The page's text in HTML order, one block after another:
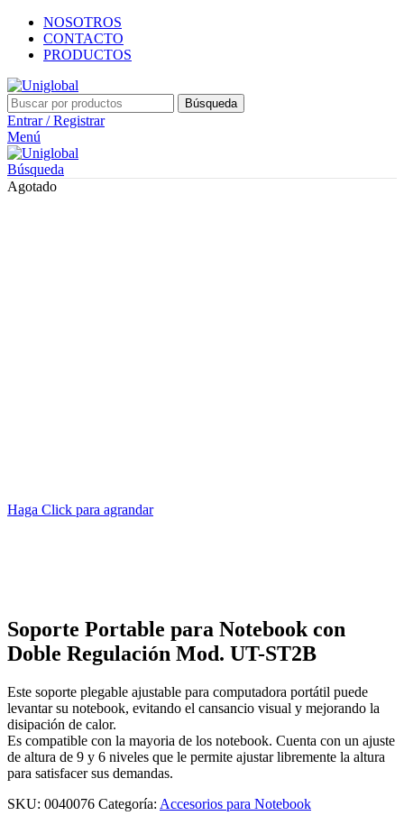
NOSOTROS
CONTACTO
PRODUCTOS
Búsqueda
Entrar / Registrar
Menú
Búsqueda
Agotado
Haga Click para agrandar
Soporte Portable para Notebook con
Doble Regulación Mod. UT-ST2B
Este soporte plegable ajustable para computadora portátil puede
levantar su notebook, evitando el cansancio visual y mejorando la
disipación de calor.
Es compatible con la mayoria de los notebook. Cuenta con un ajuste
de altura de 9 y 6 niveles que le permite ajustar libremente la altura
para satisfacer sus demandas.
SKU: 0040076 Categoría: Accesorios para Notebook